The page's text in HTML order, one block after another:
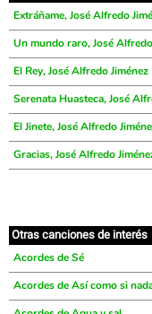
Extráñame, José Alfredo
Un mundo raro, José
El Rey, José Alfredo Jiménez
Serenata Huasteca, José
El Jinete, José Alfredo
Gracias, José Alfredo
Otras canciones de interés
Acordes de Sé
Acordes de Así como si